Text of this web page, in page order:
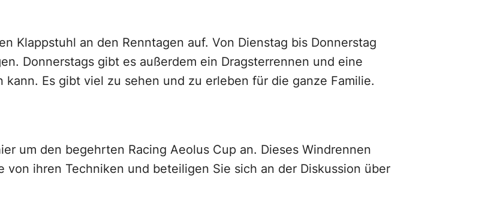
Klappstuhl an den Renntagen auf. Von Dienstag bis Donnerstag
Donnerstags gibt es außerdem ein Dragsterrennen und eine
Es gibt viel zu sehen und zu erleben für die ganze Familie.
um den begehrten Racing Aeolus Cup an. Dieses Windrennen
ihren Techniken und beteiligen Sie sich an der Diskussion über